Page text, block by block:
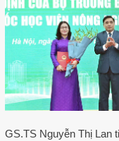
GS.TS Nguyễn Thị Lan